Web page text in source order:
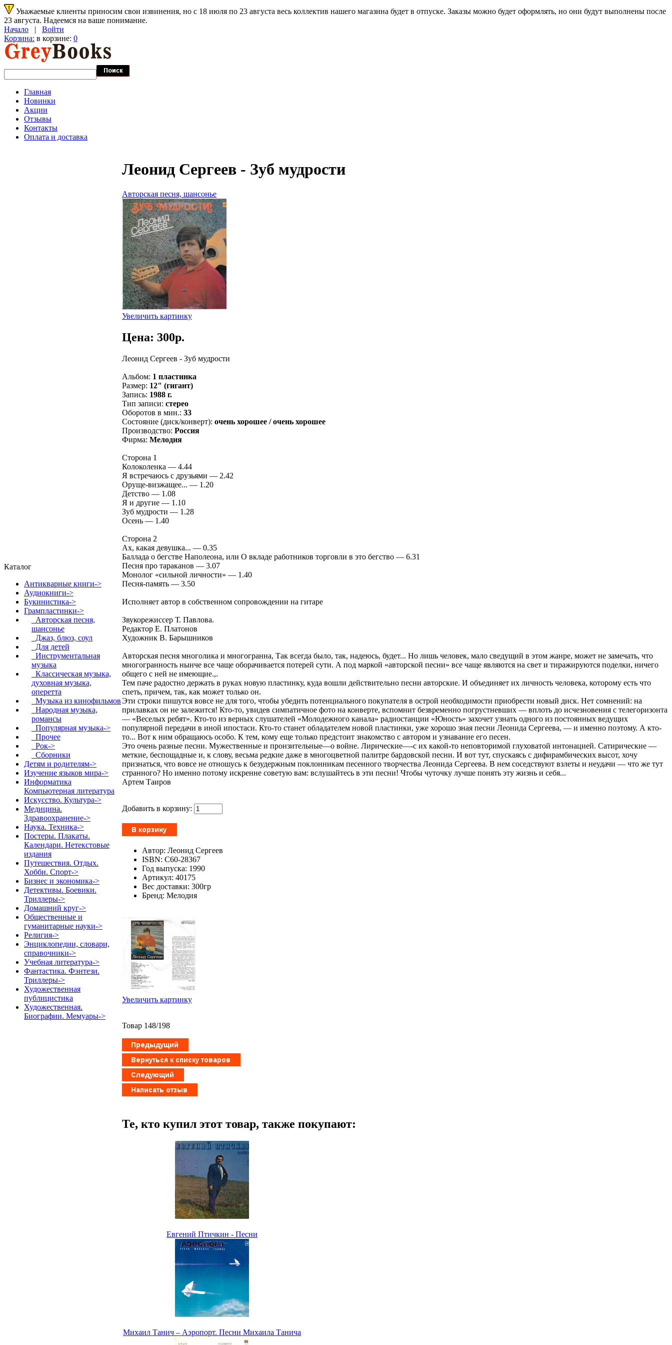
Уважаемые клиенты приносим свои извинения, но с 18 июля по 23 августа весь коллектив нашего магазина будет в отпуске. Заказы можно будет оформлять, но они будут выполнены после
23 августа. Надеемся на ваше понимание.
Начало | Войти
Корзина: в корзине: 0
Главная
Новинки
Акции
Отзывы
Контакты
Оплата и доставка
Каталог
Антикварные книги->
Аудиокниги->
Букинистика->
Грампластинки->
Авторская песня,
шансонье
Джаз, блюз, соул
Для детей
Инструментальная
музыка
Классическая музыка,
духовная музыка,
оперетта
Музыка из кинофильмов
Народная музыка,
романсы
Популярная музыка->
Прочее
Рок->
Сборники
Детям и родителям->
Изучение языков мира->
Информатика
Компьютерная литература
Искусство. Культура->
Медицина.
Здравоохранение->
Наука. Техника->
Постеры. Плакаты.
Календари. Нетекстовые
издания
Путешествия. Отдых.
Хобби. Спорт->
Бизнес и экономика->
Детективы. Боевики.
Триллеры->
Домашний круг->
Общественные и
гуманитарные науки->
Религия->
Энциклопедии, словари,
справочники->
Учебная литература->
Фантастика. Фэнтези.
Триллеры->
Художественная
публицистика
Художественная.
Биографии. Мемуары->
Леонид Сергеев - Зуб мудрости
Авторская песня, шансонье
Увеличить картинку
Цена: 300p.
Леонид Сергеев - Зуб мудрости
Альбом: 1 пластинка
Размер: 12" (гигант)
Запись: 1988 г.
Тип записи: стерео
Оборотов в мин.: 33
Состояние (диск/конверт): очень хорошее / очень хорошее
Производство: Россия
Фирма: Мелодия
Сторона 1
Колоколенка — 4.44
Я встречаюсь с друзьями — 2.42
Оруще-визжащее... — 1.20
Детство — 1.08
Я и другие — 1.10
Зуб мудрости — 1.28
Осень — 1.40
Сторона 2
Ах, какая девушка... — 0.35
Баллада о бегстве Наполеона, или О вкладе работников торговли в это бегство — 6.31
Песня про тараканов — 3.07
Монолог «сильной личности» — 1.40
Песня-память — 3.50
Исполняет автор в собственном сопровождении на гитаре
Звукорежиссер Т. Павлова.
Редактор Е. Платонов
Художник В. Барышников
Авторская песня многолика и многогранна, Так всегда было, так, надеюсь, будет... Но лишь человек, мало сведущий в этом жанре, может не замечать, что
многогранность нынче все чаще оборачивается потерей сути. А под маркой «авторской песни» все чаще являются на свет и тиражируются поделки, ничего
общего с ней не имеющие.,.
Тем паче радостно держать в руках новую пластинку, куда вошли действительно песни авторские. И объединяет их личность человека, которому есть что
спеть, причем, так, как может только он.
Эти строки пишутся вовсе не для того, чтобы убедить потенциального покупателя в острой необходимости приобрести новый диск. Нет сомнений: на
прилавках он не залежится! Кто-то, увидев симпатичное фото на конверте, вспомнит безвременно погрустневших — вплоть до исчезновения с телегоризонта
— «Веселых ребят». Кто-то из верных слушателей «Молодежного канала» радиостанции «Юность» захочет узнать одного из постоянных ведущих
популярной передачи в иной ипостаси. Кто-то станет обладателем новой пластинки, уже хорошо зная песни Леонида Сергеева, — и именно поэтому. А кто-
то... Вот к ним обращаюсь особо. К тем, кому еще только предстоит знакомство с автором и узнавание его песен.
Это очень разные песни. Мужественные и пронзительные—о войне. Лирические—-с их какой-то неповторимой глуховатой интонацией. Сатирические —
меткие, беспощадные и, к слову, весьма редкие даже в многоцветной палитре бардовской песни. И вот тут, спускаясь с дифирамбических высот, хочу
признаться, что вовсе не отношусь к безудержным поклонникам песенного творчества Леонида Сергеева. В нем соседствуют взлеты и неудачи — что же тут
странного? Но именно потому искренне советую вам: вслушайтесь в эти песни! Чтобы чуточку лучше понять эту жизнь и себя...
Артем Таиров
Добавить в корзину:
Автор: Леонид Сергеев
ISBN: С60-28367
Год выпуска: 1990
Артикул: 40175
Вес доставки: 300гр
Бренд: Мелодия
Увеличить картинку
Товар 148/198
Те, кто купил этот товар, также покупают:
Евгений Птичкин - Песни
Михаил Танич – Аэропорт. Песни Михаила Танича